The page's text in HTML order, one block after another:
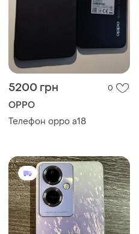
5200 грн 0
OPPO
Телефон oppo a18